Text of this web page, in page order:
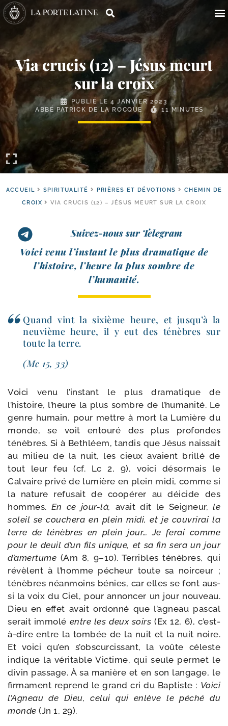
Via crucis (12) – Jésus meurt
sur la croix
PUBLIÉ LE 4 JANVIER 2023
ABBÉ PATRICK DE LA ROCQUE
11 MINUTES
ACCUEIL SPIRITUALITÉ PRIÈRES ET DÉVOTIONS
CHEMIN DE
CROIX
VIA CRUCIS (12) – JÉSUS MEURT SUR LA CROIX
Suivez-nous sur Telegram
Voici venu l’instant le plus dra­ma­tique de
l’histoire, l’heure la plus sombre de
l’humanité.
Quand vint la sixième heure, et jusqu’à la
neu­vième heure, il y eut des ténèbres sur
toute la terre.
(Mc 15, 33)
Voici venu l’instant le plus dra­ma­tique de
l’histoire, l’heure la plus sombre de l’humanité. Le
genre humain, pour mettre à mort la Lumière du
monde, se voit entou­ré des plus pro­fondes
ténèbres. Si à Bethléem, tan­dis que Jésus nais­sait
au milieu de la nuit, les cieux avaient brillé de
tout leur feu (cf. Lc 2, 9), voi­ci désor­mais le
Calvaire pri­vé de lumière en plein midi, comme si
la nature refu­sait de coopé­rer au déi­cide des
hommes. En ce jour-​là, avait dit le Seigneur, le
soleil se cou­che­ra en plein midi, et je cou­vri­rai la
terre de ténèbres en plein jour… Je ferai comme
pour le deuil d’un fils unique, et sa fin sera un jour
d’amertume (Am 8, 9–10). Terribles ténèbres, qui
révèlent à l’homme pécheur toute sa noir­ceur ;
ténèbres néan­moins bénies, car elles se font aus­
si la voix du Ciel, pour annon­cer un jour nou­veau.
Dieu en effet avait ordon­né que l’agneau pas­cal
serait immo­lé entre les deux soirs (Ex 12, 6), c’est-
à-dire entre la tom­bée de la nuit et la nuit noire.
Et voi­ci qu’en s’obscurcissant, la voûte céleste
indique la véri­table Victime, qui seule per­met le
divin pas­sage. À sa manière et en son lan­gage, le
fir­ma­ment reprend le grand cri du Baptiste : Voici
l’Agneau de Dieu, celui qui enlève le péché du
monde (Jn 1, 29).